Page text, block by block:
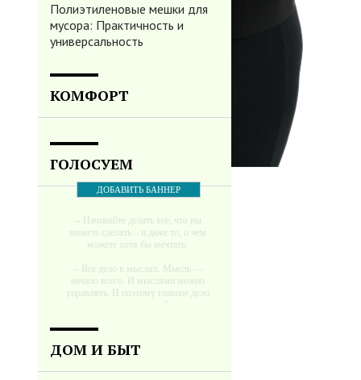
Полиэтиленовые мешки для
мусора: Практичность и
универсальность
КОМФОРТ
ГОЛОСУЕМ
ДОБАВИТЬ БАННЕР
-- Начинайте делать все, что вы
можете сделать – и даже то, о чем
можете хотя бы мечтать.
-- Все дело в мыслях. Мысль —
начало всего. И мыслями можно
управлять. И поэтому главное дело
мечте. Живите той жизнью, которую
ДОМ И БЫТ